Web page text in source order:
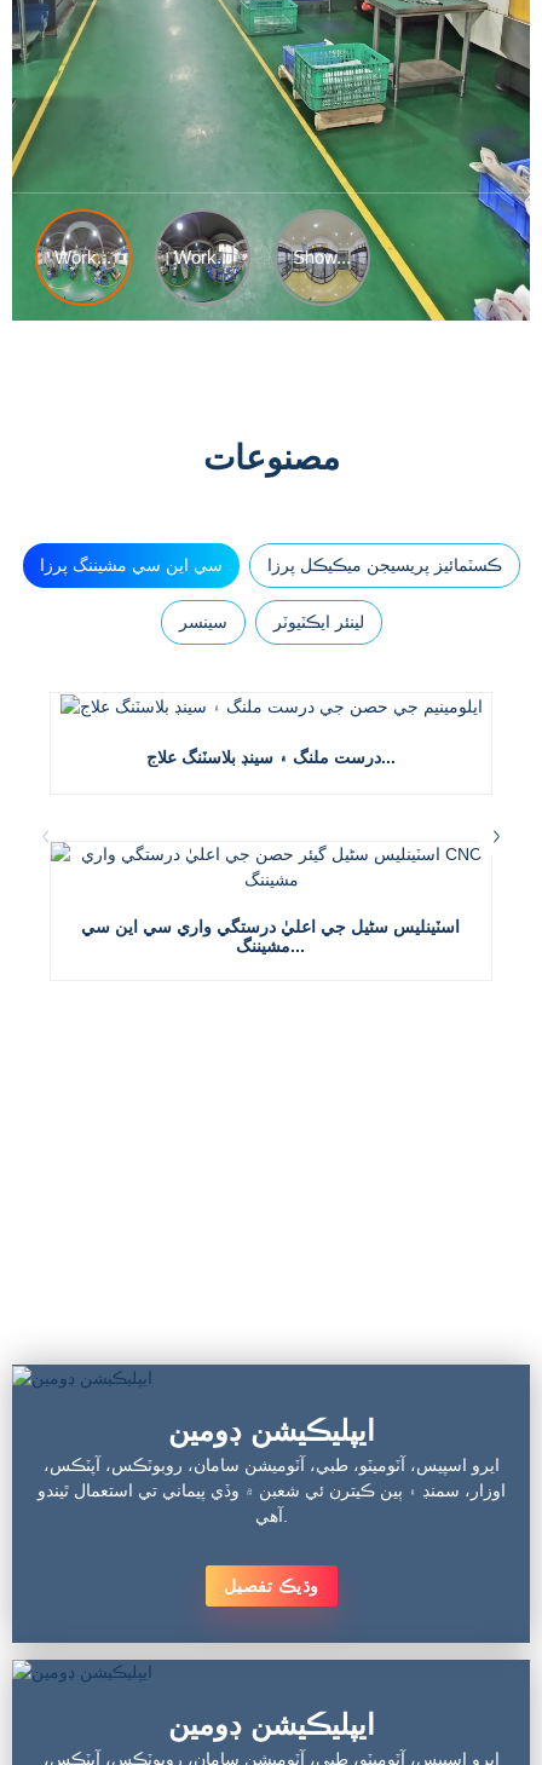
مصنوعات
سي اين سي مشيننگ پرزا ڪسٽمائيز پريسيجن ميڪيڪل پرزا
سينسر لينئر ايڪٽيوٽر
درست ملنگ ۽ سينڊ بلاسٽنگ علاج...
اسٽينلیس سٹیل جي اعليٰ درستگي واري سي اين سي
مشيننگ...
ايپليڪيشن ڊومين
ايرو اسپيس، آٽوميٽو، طبي، آٽوميشن سامان، روبوٽڪس، آپٽڪس،
اوزار، سمنڊ ۽ ٻين ڪيترن ئي شعبن ۾ وڏي پيماني تي استعمال ٿيندو
آهي.
وڌيڪ تفصيل
ايپليڪيشن ڊومين
ايرو اسپيس، آٽوميٽو، طبي، آٽوميشن سامان، روبوٽڪس، آپٽڪس،